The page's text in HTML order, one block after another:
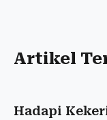
Artikel
Hadapi